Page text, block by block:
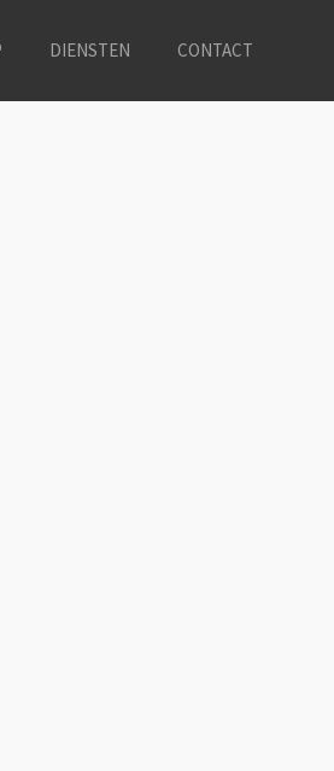
DIENSTEN CONTACT